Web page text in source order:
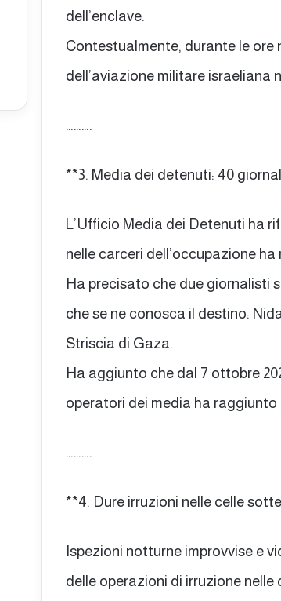
dell’enclave.
Contestualmente, durante le
dell’aviazione militare israeliana
……….
**3. Media dei detenuti: 40
L’Ufficio Media dei Detenuti ha
nelle carceri dell’occupazione
Ha precisato che due giornalisti
che se ne conosca il destino:
Striscia di Gaza.
Ha aggiunto che dal 7 ottobre
operatori dei media ha raggiunto
……….
**4. Dure irruzioni nelle celle
Ispezioni notturne improvvise e
delle operazioni di irruzione